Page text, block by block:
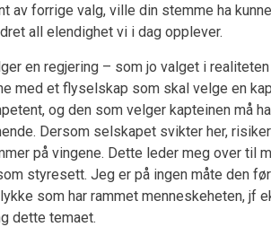
av forrige valg, ville din stemme ha
all elendighet vi i dag opplever.
en regjering – som jo valget i
med et flyselskap som skal velge en
og den som velger kapteinen må
Dersom selskapet svikter her,
på vingene. Dette leder meg over til
styresett. Jeg er på ingen måte den
som har rammet menneskeheten, jf
dette temaet.